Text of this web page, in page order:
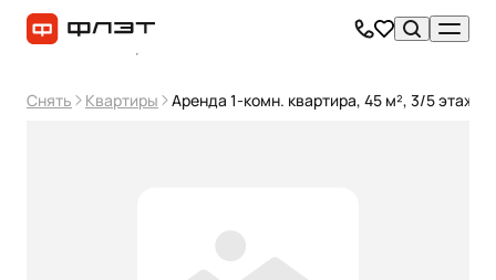
Снять Квартиры Аренда 1-комн. квартира, 45 м², 3/5 этаж